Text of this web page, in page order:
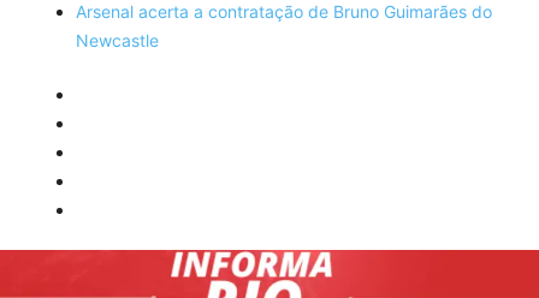
Arsenal acerta a contratação de Bruno Guimarães do
Newcastle